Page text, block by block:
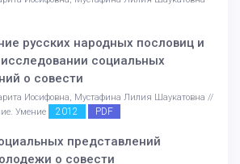
русских народных пословиц и
исследовании социальных
о совести
Иосифовна, Мустафина Лилия Шаукатовна //
Умение
2012 PDF
представлений
о совести